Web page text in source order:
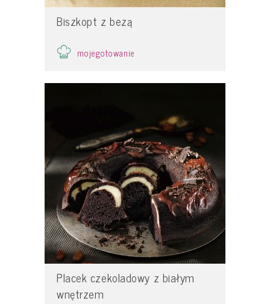
Biszkopt z bezą
mojegotowanie
Placek czekoladowy z białym
wnętrzem